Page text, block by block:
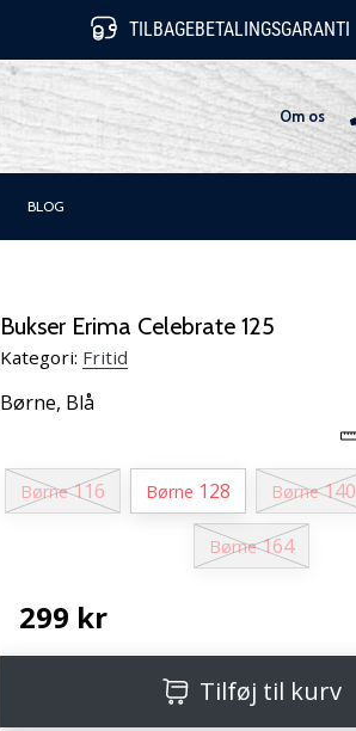
TILBAGEBETALINGSGARANTI
Om os
BLOG
Bukser Erima Celebrate 125
Kategori: Fritid
Børne, Blå
Børne 116 Børne 128 Børne 140
Børne 164
299 kr
Tilføj til kurv